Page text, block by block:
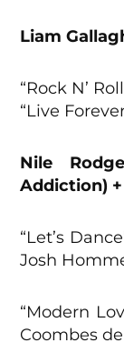
Liam
“Rock N’
“Live
Nile
Addiction)
“Let’s
Josh
“Modern
Coombes